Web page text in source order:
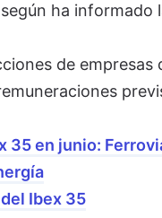
ha informado
de
35 en junio:
Ibex 35